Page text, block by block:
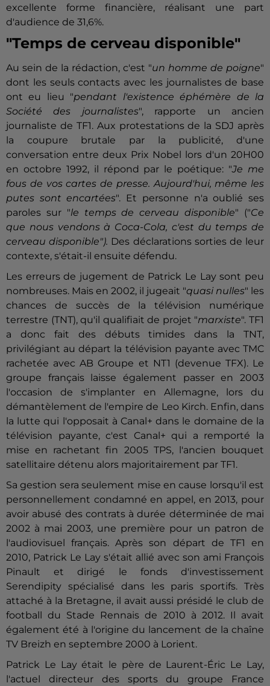
excellente forme financière, réalisant une part
d'audience de 31,6%.
"Temps de cerveau disponible"
Au sein de la rédaction, c'est "un homme de poigne"
dont les seuls contacts avec les journalistes de base
ont eu lieu "pendant l'existence éphémère de la
Société des journalistes", rapporte un ancien
journaliste de TF1. Aux protestations de la SDJ après
la coupure brutale par la publicité, d'une
conversation entre deux Prix Nobel lors d'un 20H00
en octobre 1992, il répond par le poétique: "Je me
fous de vos cartes de presse. Aujourd'hui, même les
putes sont encartées". Et personne n'a oublié ses
paroles sur "le temps de cerveau disponible" ("Ce
que nous vendons à Coca-Cola, c'est du temps de
cerveau disponible"). Des déclarations sorties de leur
contexte, s'était-il ensuite défendu.
Les erreurs de jugement de Patrick Le Lay sont peu
nombreuses. Mais en 2002, il jugeait "quasi nulles" les
chances de succès de la télévision numérique
terrestre (TNT), qu'il qualifiait de projet "marxiste". TF1
a donc fait des débuts timides dans la TNT,
privilégiant au départ la télévision payante avec TMC
rachetée avec AB Groupe et NT1 (devenue TFX). Le
groupe français laisse également passer en 2003
l'occasion de s'implanter en Allemagne, lors du
démantèlement de l'empire de Leo Kirch. Enfin, dans
la lutte qui l'opposait à Canal+ dans le domaine de la
télévision payante, c'est Canal+ qui a remporté la
mise en rachetant fin 2005 TPS, l'ancien bouquet
satellitaire détenu alors majoritairement par TF1.
Sa gestion sera seulement mise en cause lorsqu'il est
personnellement condamné en appel, en 2013, pour
avoir abusé des contrats à durée déterminée de mai
2002 à mai 2003, une première pour un patron de
l'audiovisuel français. Après son départ de TF1 en
2010, Patrick Le Lay s'était allié avec son ami François
Pinault et dirigé le fonds d'investissement
Serendipity spécialisé dans les paris sportifs. Très
attaché à la Bretagne, il avait aussi présidé le club de
football du Stade Rennais de 2010 à 2012. Il avait
également été à l'origine du lancement de la chaîne
TV Breizh en septembre 2000 à Lorient.
Patrick Le Lay était le père de Laurent-Éric Le Lay,
l'actuel directeur des sports du groupe France